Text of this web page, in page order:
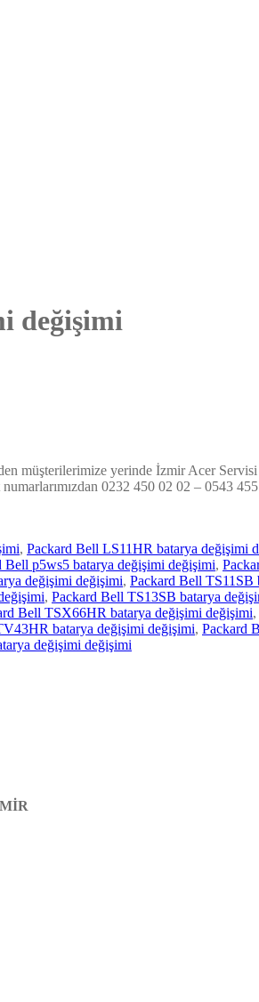
değişimi
müşterilerimize yerinde İzmir Acer
0232 450 02 02 – 0543
, Packard Bell LS11HR batarya değişimi
Bell p5ws5 batarya değişimi değişimi,
değişimi değişimi, Packard Bell TS11SB
, Packard Bell TS13SB batarya
Bell TSX66HR batarya değişimi değişimi,
batarya değişimi değişimi, Packard
değişimi değişimi